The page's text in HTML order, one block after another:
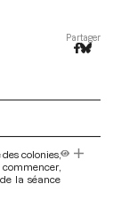
Partager
colonies,
la séance